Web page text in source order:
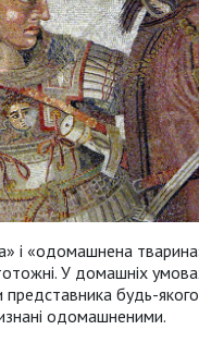
і «одомашнена
У домашніх
будь-
одомашненими.